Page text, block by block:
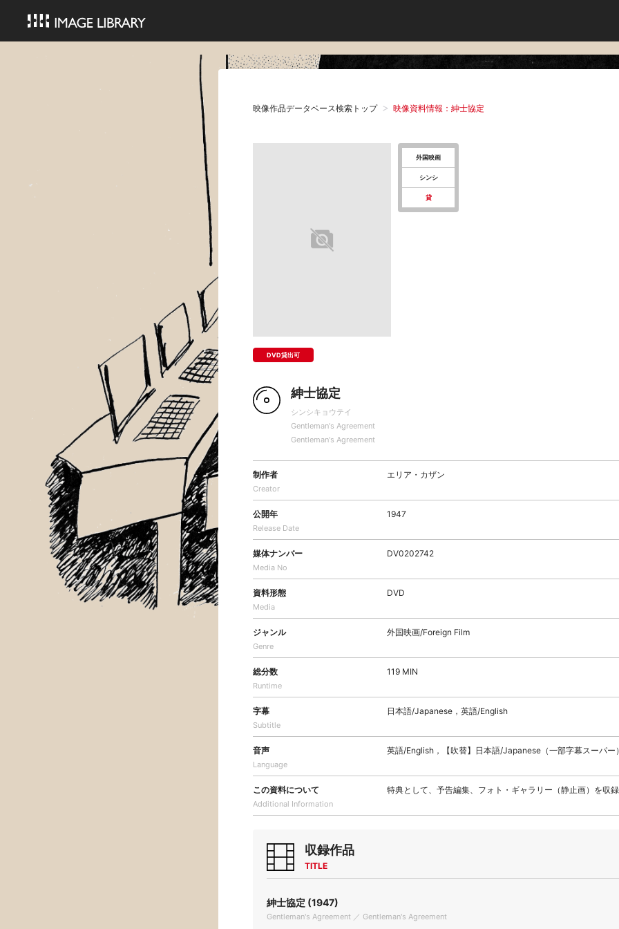
映像作品データベース検索トップ 映像資料情報：紳士協定
DVD貸出可
外国映画
シンシ
貸
紳士協定
シンシキョウテイ
Gentleman's Agreement
Gentleman's Agreement
制作者
Creator
エリア・カザン
公開年
Release Date
1947
媒体ナンバー
Media No
DV0202742
資料形態
Media
DVD
ジャンル
Genre
外国映画/Foreign Film
総分数
Runtime
119 MIN
字幕
Subtitle
日本語/Japanese，英語/English
音声
Language
英語/English，【吹替】日本語/Japanese（一部字幕スーパー
この資料について
Additional Information
特典として、予告編集、フォト・ギャラリー（静止画）を収
収録作品
TITLE
紳士協定 (1947)
Gentleman's Agreement ／ Gentleman's Agreement